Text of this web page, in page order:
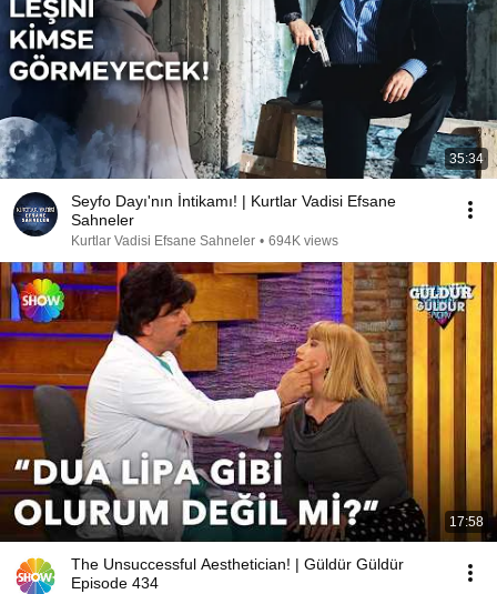
35:34
Seyfo Dayı'nın İntikamı! | Kurtlar Vadisi Efsane
Sahneler
Kurtlar Vadisi Efsane Sahneler • 694K views
17:58
The Unsuccessful Aesthetician! | Güldür Güldür
Episode 434